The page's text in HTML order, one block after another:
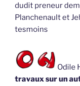
dudit preneur
Planchenault et
tesmoins
Odile
travaux sur un